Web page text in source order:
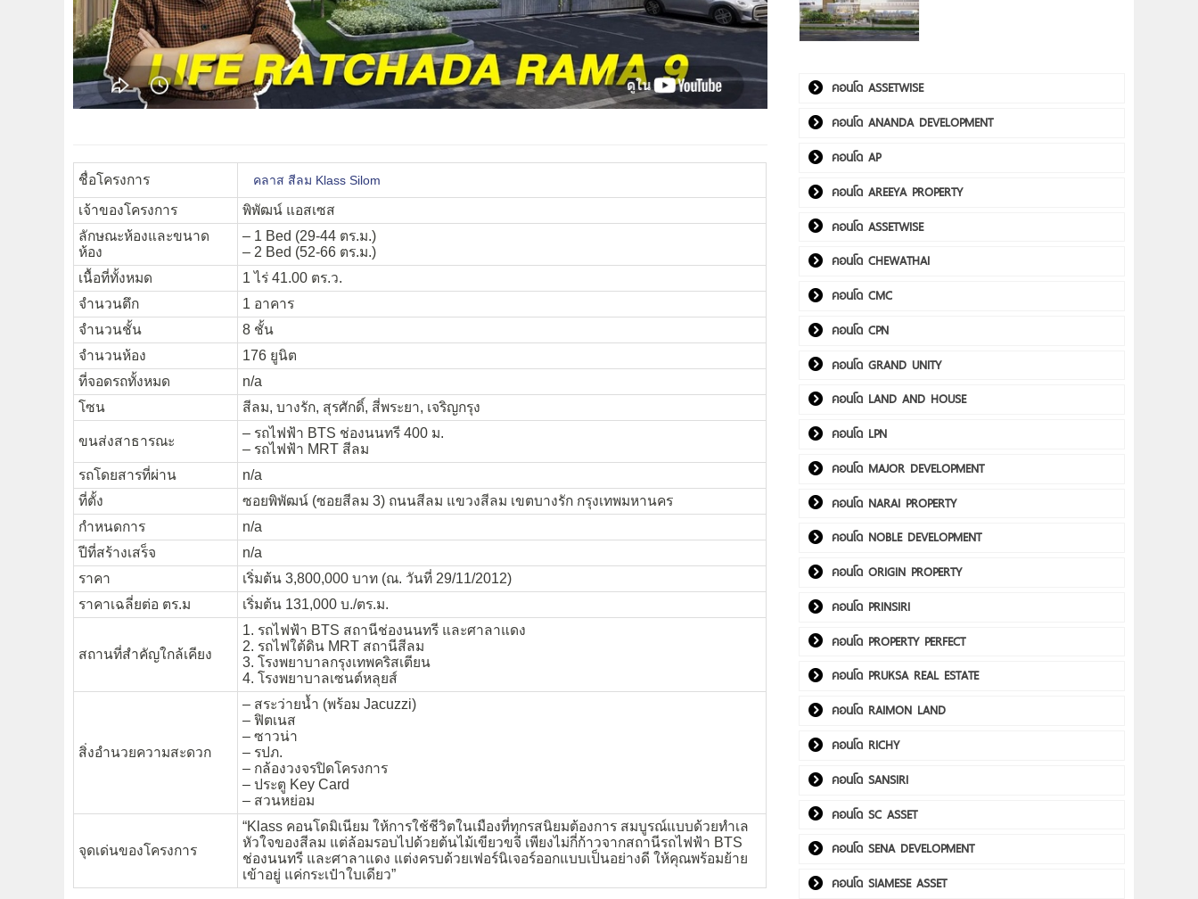
ชื่อโครงการ คลาส สีลม Klass Silom
เจ้าของโครงการ
พิพัฒน์ แอสเซส
ลักษณะห้องและขนาด
ห้อง
– 1 Bed (29-44 ตร.ม.)
– 2 Bed (52-66 ตร.ม.)
เนื้อที่ทั้งหมด
1 ไร่ 41.00 ตร.ว.
จำนวนตึก
1 อาคาร
จำนวนชั้น
8 ชั้น
จำนวนห้อง
176 ยูนิต
ที่จอดรถทั้งหมด
n/a
โซน
สีลม, บางรัก, สุรศักดิ์, สี่พระยา, เจริญกรุง
ขนส่งสาธารณะ
– รถไฟฟ้า BTS ช่องนนทรี 400 ม.
– รถไฟฟ้า MRT สีลม
รถโดยสารที่ผ่าน
n/a
ที่ตั้ง
ซอยพิพัฒน์ (ซอยสีลม 3) ถนนสีลม แขวงสีลม เขตบางรัก กรุงเทพมหานคร
กำหนดการ
n/a
ปีที่สร้างเสร็จ
n/a
ราคา
เริ่มต้น 3,800,000 บาท (ณ. วันที่ 29/11/2012)
ราคาเฉลี่ยต่อ ตร.ม
เริ่มต้น 131,000 บ./ตร.ม.
สถานที่สำคัญใกล้เคียง
1. รถไฟฟ้า BTS สถานีช่องนนทรี และศาลาแดง
2. รถไฟใต้ดิน MRT สถานีสีลม
3. โรงพยาบาลกรุงเทพคริสเตียน
4. โรงพยาบาลเซนต์หลุยส์
สิ่งอำนวยความสะดวก
– สระว่ายน้ำ (พร้อม Jacuzzi)
– ฟิตเนส
– ซาวน่า
– รปภ.
– กล้องวงจรปิดโครงการ
– ประตู Key Card
– สวนหย่อม
จุดเด่นของโครงการ
“Klass คอนโดมิเนียม ให้การใช้ชีวิตในเมืองที่ทุกรสนิยมต้องการ สมบูรณ์แบบด้วยทำเล
หัวใจของสีลม แต่ล้อมรอบไปด้วยต้นไม้เขียวขจี เพียงไม่กี่ก้าวจากสถานีรถไฟฟ้า BTS
ช่องนนทรี และศาลาแดง แต่งครบด้วยเฟอร์นิเจอร์ออกแบบเป็นอย่างดี ให้คุณพร้อมย้าย
เข้าอยู่ แค่กระเป๋าใบเดียว”
คอนโด ASSETWISE
คอนโด ANANDA DEVELOPMENT
คอนโด AP
คอนโด AREEYA PROPERTY
คอนโด ASSETWISE
คอนโด CHEWATHAI
คอนโด CMC
คอนโด CPN
คอนโด GRAND UNITY
คอนโด LAND AND HOUSE
คอนโด LPN
คอนโด MAJOR DEVELOPMENT
คอนโด NARAI PROPERTY
คอนโด NOBLE DEVELOPMENT
คอนโด ORIGIN PROPERTY
คอนโด PRINSIRI
คอนโด PROPERTY PERFECT
คอนโด PRUKSA REAL ESTATE
คอนโด RAIMON LAND
คอนโด RICHY
คอนโด SANSIRI
คอนโด SC ASSET
คอนโด SENA DEVELOPMENT
คอนโด SIAMESE ASSET